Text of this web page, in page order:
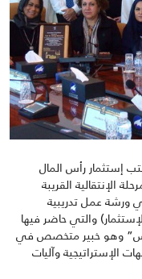
إستثمار رأس المال
الإنتقالية القريبة
ورشة عمل تدريبية
والتي حاضر فيها
وهو خبير متخصص في
الإستراتيجية وآليات